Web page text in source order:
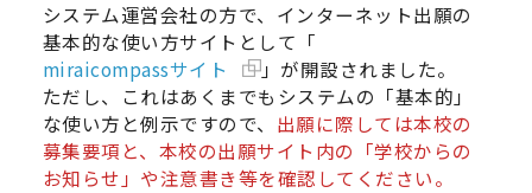
システム運営会社の方で、インターネット出願の
基本的な使い方サイトとして「
miraicompassサイト
」が開設されました。
ただし、これはあくまでもシステムの「基本的」
な使い方と例示ですので、 出願に際しては本校の
募集要項と、本校の出願サイト内の「学校からの
お知らせ」や注意書き等を確認してください。